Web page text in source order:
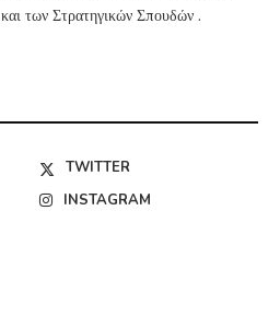
των Στρατηγικών Σπουδών .
TWITTER
INSTAGRAM